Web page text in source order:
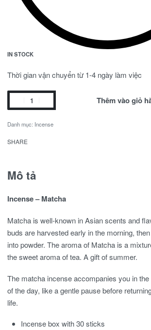
IN STOCK
Thời gian vận chuyển từ 1-4 ngày làm việc
Thêm vào giỏ
Danh mục: Incense
SHARE
Mô tả
Incense – Matcha
Matcha is well-known in Asian scents and
buds are harvested early in the morning,
into powder. The aroma of Matcha is a
the sweet aroma of tea. A gift of summer.
The matcha incense accompanies you in
of the day, like a gentle pause before
life.
Incense box with 30 sticks